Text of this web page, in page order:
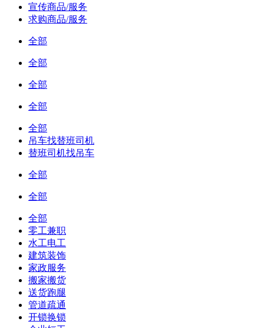
宣传商品/服务
求购商品/服务
全部
全部
全部
全部
全部
吊车找替班司机
替班司机找吊车
全部
全部
全部
零工兼职
水工电工
建筑装饰
家政服务
搬家搬货
送货跑腿
管道疏通
开锁换锁